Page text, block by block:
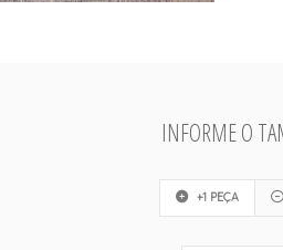
INFORME O
+1 PEÇA